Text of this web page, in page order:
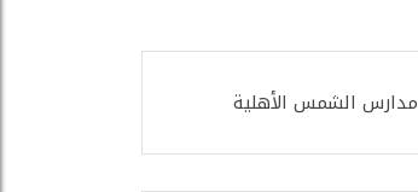
مدارس الشمس الأهلية